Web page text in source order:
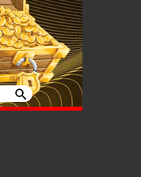
Kalevala (…